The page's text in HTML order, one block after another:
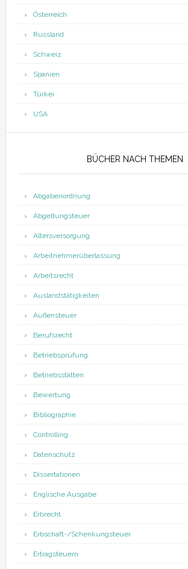
Österreich
Russland
Schweiz
Spanien
Türkei
USA
BÜCHER NACH THEMEN
Abgabenordnung
Abgeltungsteuer
Altersversorgung
Arbeitnehmerüberlassung
Arbeitsrecht
Auslandstätigkeiten
Außensteuer
Berufsrecht
Betriebsprüfung
Betriebsstätten
Bewertung
Bibliographie
Controlling
Datenschutz
Dissertationen
Englische Ausgabe
Erbrecht
Erbschaft-/Schenkungsteuer
Ertragsteuern